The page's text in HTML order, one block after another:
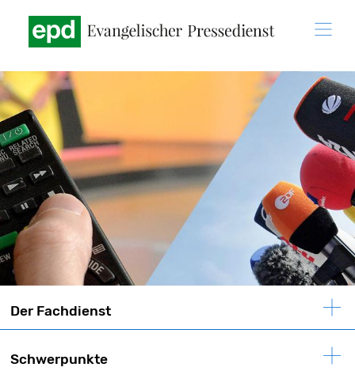
zum
Der Fachdienst
Schwerpunkte